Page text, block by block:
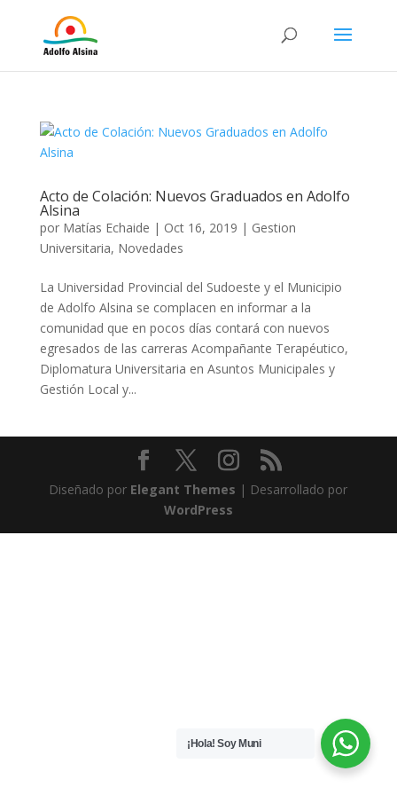
Acto de Colación: Nuevos Graduados en Adolfo
Alsina
por Matías Echaide | Oct 16, 2019 | Gestion
Universitaria, Novedades
La Universidad Provincial del Sudoeste y el Municipio
de Adolfo Alsina se complacen en informar a la
comunidad que en pocos días contará con nuevos
egresados de las carreras Acompañante Terapéutico,
Diplomatura Universitaria en Asuntos Municipales y
Gestión Local y...
Diseñado por Elegant Themes | Desarrollado por
WordPress
¡Hola! Soy Muni